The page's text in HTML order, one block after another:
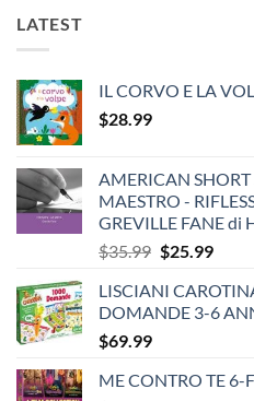
LATEST
IL CORVO E LA
$28.99
AMERICAN SHORT
MAESTRO -
GREVILLE FANE di
$35.99 Original
was:
$35.99.
$25.99
is:
LISCIANI
DOMANDE 3-6
$69.99
ME CONTRO TE